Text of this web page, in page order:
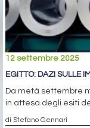
12 settembre 2025
EGITTO: DAZI SULLE
Da metà settembre
in attesa degli esiti
di Stefano Gennari